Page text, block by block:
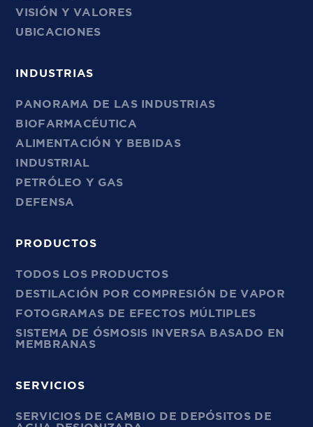
VISIÓN Y VALORES
UBICACIONES
INDUSTRIAS
PANORAMA DE LAS INDUSTRIAS
BIOFARMACÉUTICA
ALIMENTACIÓN Y BEBIDAS
INDUSTRIAL
PETRÓLEO Y GAS
DEFENSA
PRODUCTOS
TODOS LOS PRODUCTOS
DESTILACIÓN POR COMPRESIÓN DE VAPOR
FOTOGRAMAS DE EFECTOS MÚLTIPLES
SISTEMA DE ÓSMOSIS INVERSA BASADO EN
MEMBRANAS
SERVICIOS
SERVICIOS DE CAMBIO DE DEPÓSITOS DE